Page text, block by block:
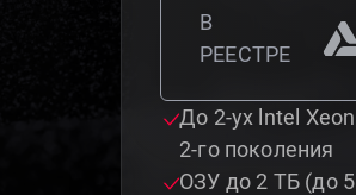
В
РЕЕСТРЕ
До 2-ух lntel
2-го поколения
ОЗУ до 2 ТБ (до